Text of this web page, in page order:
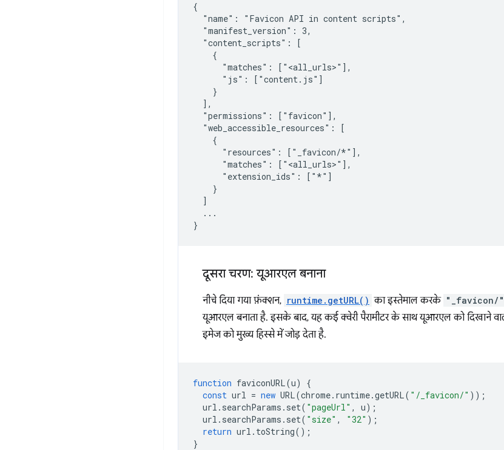
{
  "name": "Favicon API in content scripts",
  "manifest_version": 3,
  "content_scripts": [
    {
      "matches": ["<all_urls>"],
      "js": ["content.js"]
    }
  ],
  "permissions": ["favicon"],
  "web_accessible_resources": [
    {
      "resources": ["_favicon/*"],
      "matches": ["<all_urls>"],
      "extension_ids": ["*"]
    }
  ]
  ...
दूसरा चरण: यूआरएल बनाना
नीचे दिया गया फ़ंक्शन, runtime.getURL() का इस्तेमाल करके "_favicon/"
यूआरएल बनाता है. इसके बाद, यह कई क्वेरी पैरामीटर के साथ यूआरएल को दिखाने
इमेज को मुख्य हिस्से में जोड़ देता है.
function faviconURL(u)
{
const url = new URL(chrome. runtime.getURL( "/_favicon/" ));
url . searchParams . set( "pageUrl" , u);
url . searchParams . set( "size" , "32" );
return url . toString();
}